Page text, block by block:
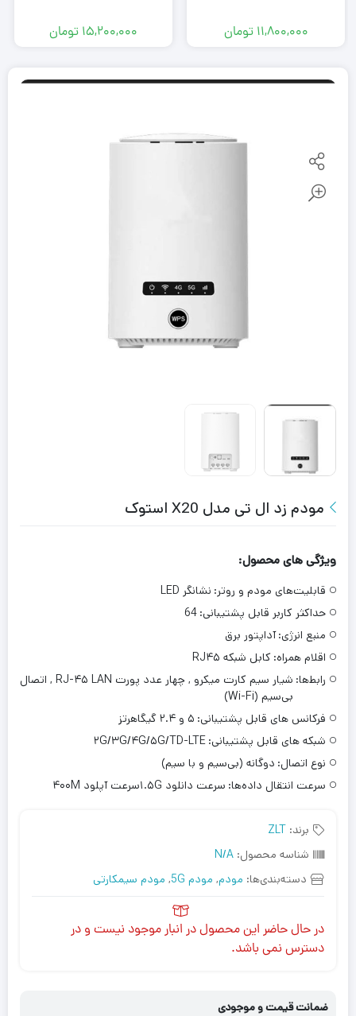
۱۱,۸۰۰,۰۰۰ تومان ۱۵,۲۰۰,۰۰۰ تومان
مودم زد ال تی مدل X20 استوک
ویژگی های محصول:
قابلیت‌های مودم و روتر: نشانگر LED
حداکثر کاربر قابل پشتیبانی: 64
منبع انرژی: آداپتور برق
اقلام همراه: کابل شبکه RJ۴۵
رابط‌ها:
شیار سیم کارت میکرو , چهار عدد پورت RJ-۴۵ LAN , اتصال
بی‌سیم (Wi-Fi)
فرکانس های قابل پشتیبانی: ۵ و ۲.۴ گیگاهرتز
شبکه های قابل پشتیبانی: ۲G/۳G/۴G/۵G/TD-LTE
نوع اتصال: دوگانه (بی‌سیم و با سیم)
سرعت انتقال داده‌ها: سرعت دانلود ۱.۵Gسرعت آپلود ۴۰۰M
برند: ZLT
شناسه محصول: N/A
دسته‌بندی‌ها: مودم, مودم 5G , مودم سیمکارتی
در حال حاضر این محصول در انبار موجود نیست و در
دسترس نمی باشد.
ضمانت قیمت و موجودی